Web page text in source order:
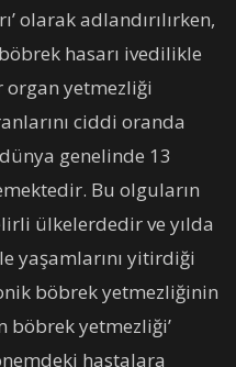
olarak adlandırılırken,
hasarı ivedilikle
yetmezliği
ciddi oranda
genelinde 13
Bu olguların
ülkelerdedir ve yılda
yaşamlarını yitirdiği
böbrek yetmezliğinin
böbrek yetmezliği’
hastalara